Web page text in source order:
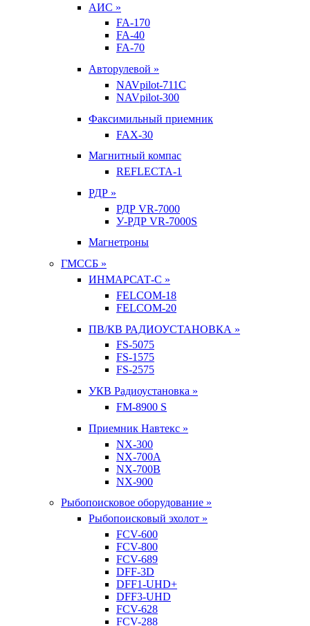
АИС »
FA-170
FA-40
FA-70
Авторулевой »
NAVpilot-711С
NAVpilot-300
Факсимильный приемник
FAX-30
Магнитный компас
REFLECTA-1
РДР »
РДР VR-7000
У-РДР VR-7000S
Магнетроны
ГМССБ »
ИНМАРСАТ-С »
FELCOM-18
FELCOM-20
ПВ/КВ РАДИОУСТАНОВКА »
FS-5075
FS-1575
FS-2575
УКВ Радиоустановка »
FM-8900 S
Приемник Навтекс »
NX-300
NX-700A
NX-700B
NX-900
Рыбопоисковое оборудование »
Рыбопоисковый эхолот »
FCV-600
FCV-800
FCV-689
DFF-3D
DFF1-UHD+
DFF3-UHD
FCV-628
FCV-288